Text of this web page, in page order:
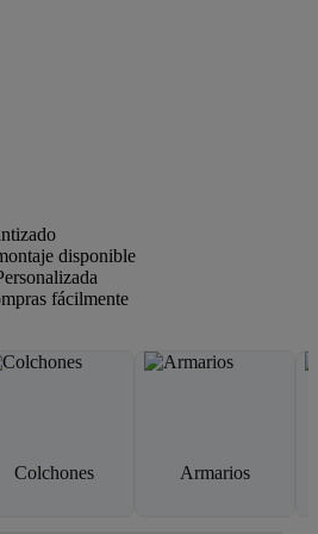
disponible
fácilmente
Colchones Armarios